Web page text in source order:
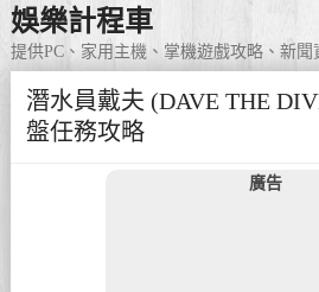
娛樂計程車
提供PC、家用主機、掌機遊戲攻略、新聞
潛水員戴夫 (DAVE THE
盤任務攻略
廣告